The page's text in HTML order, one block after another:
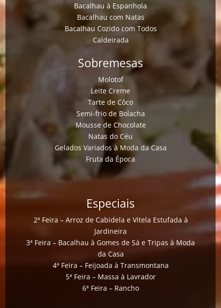
Bacalhau à Espanhola
Bacalhau com Natas
Bacalhau Cozido com Todos
Caldeirada
Sobremesas
Molotof
Leite Creme
Tarte de Côco
Semi-frio de Bolacha
Mousse de Chocolate
Natas do Céu
Gelados Variados à Moda da Casa
Fruta da Época
Especiais
2ª Feira – Arroz de Cabidela e Vitela Estufada à
Jardineira
3ª Feira – Bacalhau à Gomes de Sá e Tripas à Moda
da Casa
4ª Feira – Feijoada à Transmontana
5ª Feira – Massa à Lavrador
6ª Feira – Rancho